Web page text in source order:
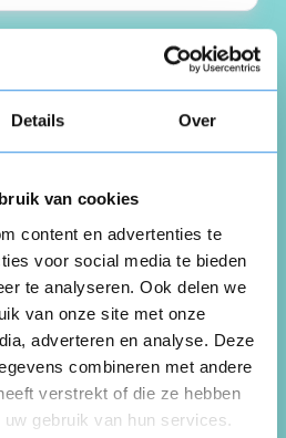
Details Over
van cookies
content en advertenties te
voor social media te bieden
te analyseren. Ook delen we
van onze site met onze
adverteren en analyse. Deze
combineren met andere
verstrekt of die ze hebben
gebruik van hun services.
de la lebara